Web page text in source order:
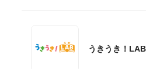
うきうき！LAB